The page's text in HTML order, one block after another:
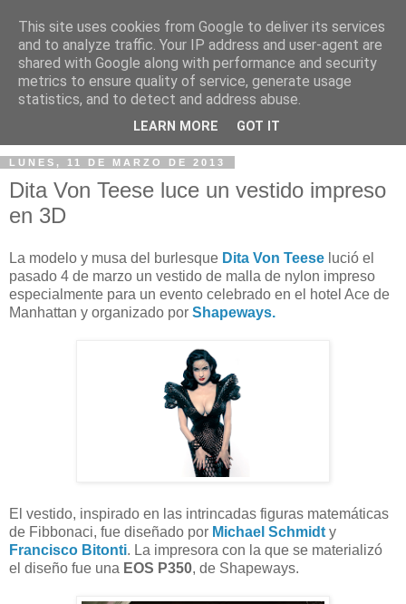
LUNES, 11 DE MARZO DE 2013
Dita Von Teese luce un vestido impreso
en 3D
La modelo y musa del burlesque Dita Von Teese lució el
pasado 4 de marzo un vestido de malla de nylon impreso
especialmente para un evento celebrado en el hotel Ace de
Manhattan y organizado por Shapeways.
El vestido, inspirado en las intrincadas figuras matemáticas
de Fibbonaci, fue diseñado por Michael Schmidt y
Francisco Bitonti. La impresora con la que se materializó
el diseño fue una EOS P350, de Shapeways.
This site uses cookies from Google to deliver its services
and to analyze traffic. Your IP address and user-agent are
shared with Google along with performance and security
metrics to ensure quality of service, generate usage
statistics, and to detect and address abuse.
LEARN MORE GOT IT